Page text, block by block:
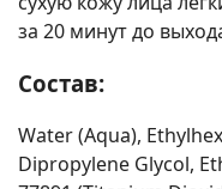
за 20 минут до
Состав:
Water (Aqua),
Dipropylene Glycol,